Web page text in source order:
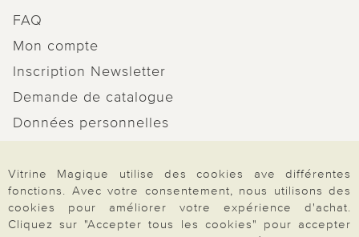
FAQ
Mon compte
Inscription Newsletter
Demande de catalogue
Données personnelles
Rétractation
Vitrine Magique utilise des cookies ave différentes
fonctions. Avec votre consentement, nous utilisons des
cookies pour améliorer votre expérience d'achat.
Cliquez sur "Accepter tous les cookies" pour accepter